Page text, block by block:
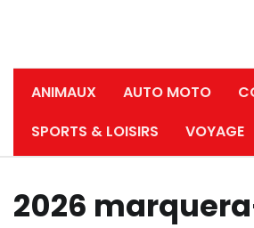
ANIMAUX AUTO MOTO
SPORTS & LOISIRS
VOYAGE
2026